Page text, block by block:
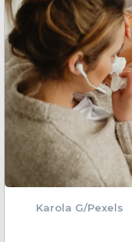
Karola G/Pexels